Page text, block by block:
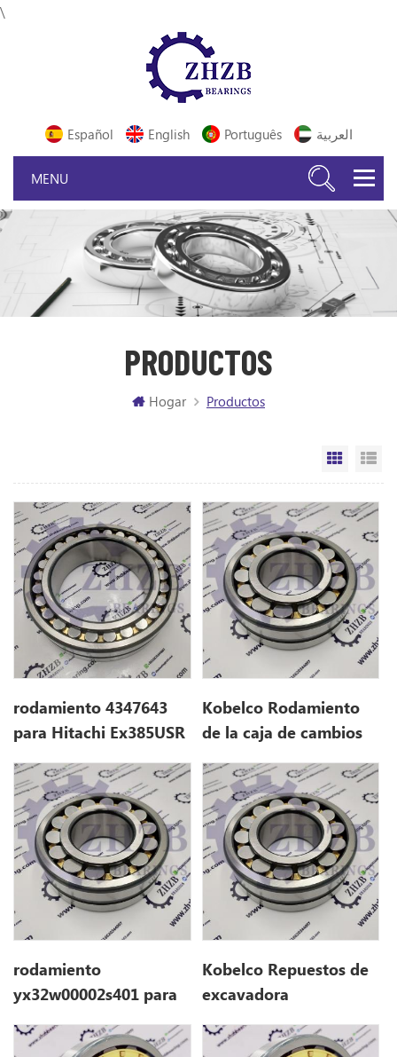
\
Español English Português العربية
PRODUCTOS
Hogar Productos
Vista
rodamiento 4347643
para Hitachi Ex385USR
Kobelco Rodamiento
de la caja de cambios
YX32W00002S401 para
sk135sr
rodamiento
yx32w00002s401 para
Kobelco Repuestos de
excavadora
sk135sr